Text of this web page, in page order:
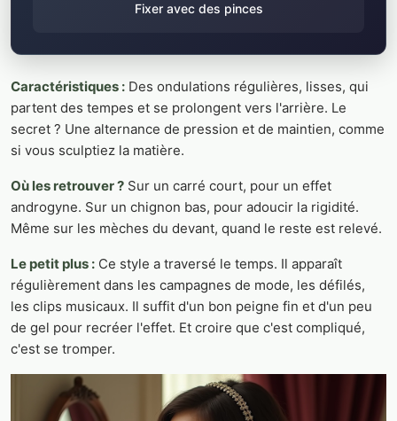
Fixer avec des pinces
Caractéristiques : Des ondulations régulières, lisses, qui
partent des tempes et se prolongent vers l'arrière. Le
secret ? Une alternance de pression et de maintien, comme
si vous sculptiez la matière.
Où les retrouver ? Sur un carré court, pour un effet
androgyne. Sur un chignon bas, pour adoucir la rigidité.
Même sur les mèches du devant, quand le reste est relevé.
Le petit plus : Ce style a traversé le temps. Il apparaît
régulièrement dans les campagnes de mode, les défilés,
les clips musicaux. Il suffit d'un bon peigne fin et d'un peu
de gel pour recréer l'effet. Et croire que c'est compliqué,
c'est se tromper.